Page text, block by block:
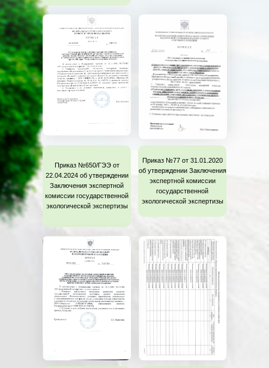
Приказ №650/ГЭЭ от
22.04.2024 об утверждении
Заключения экспертной
комиссии государственной
экологической экспертизы
Приказ №77 от 31.01.2020
об утверждении Заключения
экспертной комиссии
государственной
экологической экспертизы